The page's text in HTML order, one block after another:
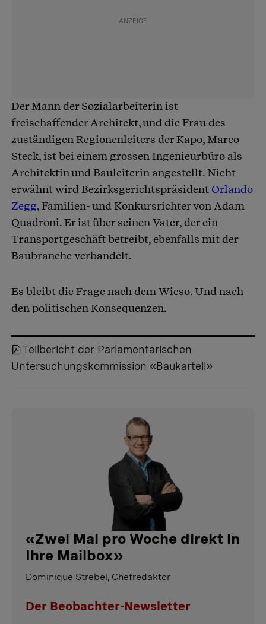
Der Mann der Sozialarbeiterin ist
freischaffender Architekt, und die Frau des
zuständigen Regionenleiters der Kapo, Marco
Steck, ist bei einem grossen Ingenieurbüro als
Architektin und Bauleiterin angestellt. Nicht
erwähnt wird Bezirksgerichtspräsident Orlando
Zegg, Familien- und Konkursrichter von Adam
Quadroni. Er ist über seinen Vater, der ein
Transportgeschäft betreibt, ebenfalls mit der
Baubranche verbandelt.
Es bleibt die Frage nach dem Wieso. Und nach
den politischen Konsequenzen.
Teilbericht der Parlamentarischen
Untersuchungskommission «Baukartell»
«Zwei Mal pro Woche direkt in
Ihre Mailbox»
Dominique Strebel, Chefredaktor
Der Beobachter-Newsletter